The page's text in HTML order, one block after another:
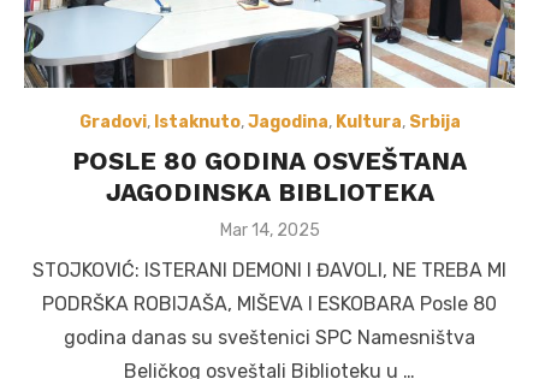
Gradovi, Istaknuto,Jagodina, Kultura, Srbija
POSLE 80 GODINA OSVEŠTANA
JAGODINSKA BIBLIOTEKA
Posted
Mar 14, 2025
STOJKOVIĆ: ISTERANI DEMONI I ĐAVOLI, NE TREBA MI
PODRŠKA ROBIJAŠA, MIŠEVA I ESKOBARA Posle 80
godina danas su sveštenici SPC Namesništva
Beličkog osveštali Biblioteku u …